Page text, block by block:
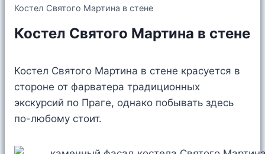
Костел Святого Мартина в стене
Костел Святого Мартина в стене
Костел Святого Мартина в стене красуется в
стороне от фарватера традиционных
экскурсий по Праге, однако побывать здесь
по-любому стоит.